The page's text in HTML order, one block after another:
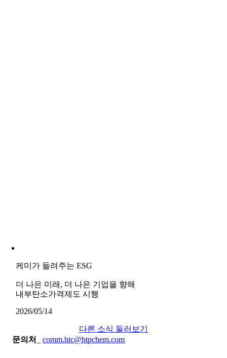
케미가 들려주는 ESG
더 나은 미래, 더 나은 기업을 향해
내부탄소가격제도 시행
2026/05/14
다른 소식 둘러보기
문의처
_comm.htc@htpchem.com